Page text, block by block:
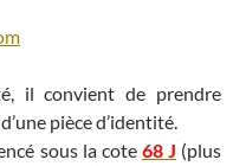
il convient de prendre
pièce d’identité.
sous la cote 68 J (plus